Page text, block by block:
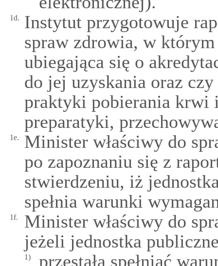
1d.
Instytut przygotowuje
spraw zdrowia, w
ubiegająca się o
do jej uzyskania oraz
praktyki pobierania krwi
preparatyki,
1e.
Minister właściwy do
po zapoznaniu się z
stwierdzeniu, iż
spełnia warunki
1f.
Minister właściwy do
jeżeli jednostka
1)
przestała spełniać